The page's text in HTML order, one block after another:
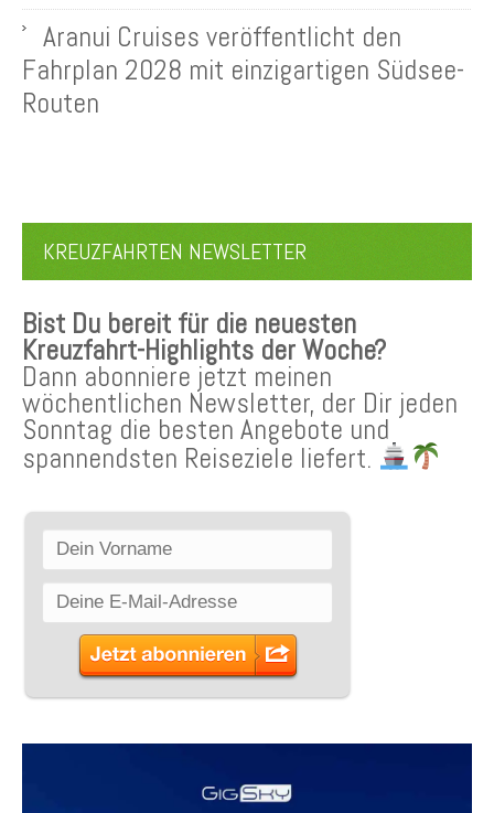
Aranui Cruises veröffentlicht den
Fahrplan 2028 mit einzigartigen Südsee-
Routen
KREUZFAHRTEN NEWSLETTER
Bist Du bereit für die neuesten
Kreuzfahrt-Highlights der Woche?
Dann abonniere jetzt meinen
wöchentlichen Newsletter, der Dir jeden
Sonntag die besten Angebote und
spannendsten Reiseziele liefert.